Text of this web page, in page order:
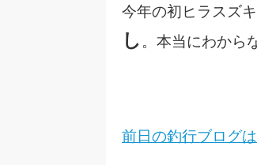
今年の初ヒラスズ
し 。本当にわから
前日の釣行ブログ